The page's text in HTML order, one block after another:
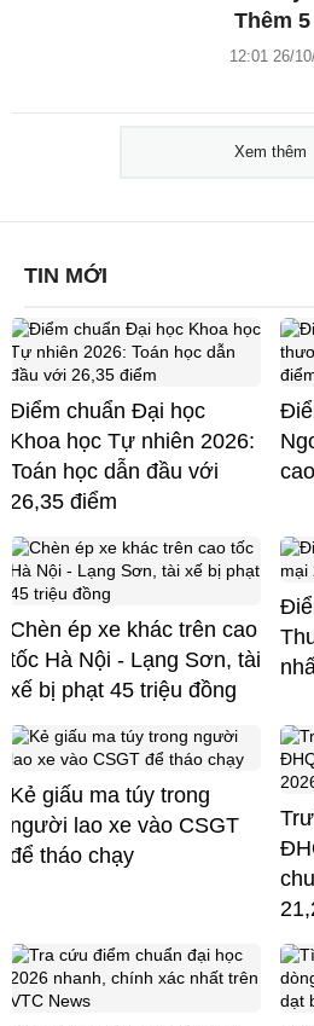
Thêm
12:01 26/
Xem thêm
TIN MỚI
Điểm chuẩn Đại học
Khoa học Tự nhiên 2026:
Toán học dẫn đầu với
26,35 điểm
Chèn ép xe khác trên cao
tốc Hà Nội - Lạng Sơn, tài
xế bị phạt 45 triệu đồng
Kẻ giấu ma túy trong
người lao xe vào CSGT
để tháo chạy